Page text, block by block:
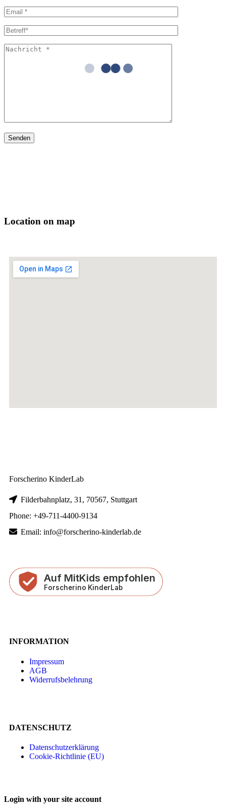
Location on map
Forscherino KinderLab
Filderbahnplatz, 31, 70567, Stuttgart
Phone: +49-711-4400-9134
Email: info@forscherino-kinderlab.de
INFORMATION
Impressum
AGB
Widerrufsbelehrung
DATENSCHUTZ
Datenschutzerklärung
Cookie-Richtlinie (EU)
Login with your site account